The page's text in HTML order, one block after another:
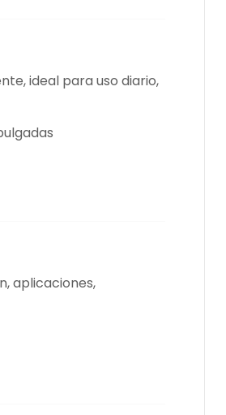
ideal para uso diario,
aplicaciones,